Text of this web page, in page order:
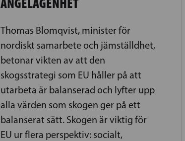
Thomas Blomqvist, minister för
nordiskt samarbete och jämställdhet,
betonar vikten av att den
skogsstrategi som EU håller på att
utarbeta är balanserad och lyfter upp
alla värden som skogen ger på ett
balanserat sätt. Skogen är viktig för
EU ur flera perspektiv: socialt,